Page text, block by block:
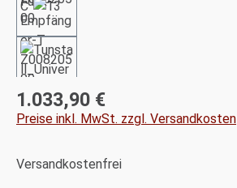
Regulärer Preis:
1.033,90 €
Preise inkl. MwSt. zzgl. Versandkosten
Versandkostenfrei